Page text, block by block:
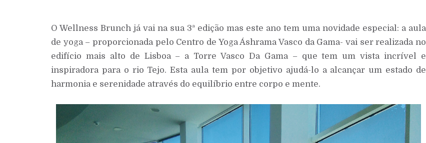
O Wellness Brunch já vai na sua 3ª edição mas este ano tem uma novidade especial: a aula
de yoga – proporcionada pelo Centro de Yoga Áshrama Vasco da Gama- vai ser realizada no
edifício mais alto de Lisboa – a Torre Vasco Da Gama – que tem um vista incrível e
inspiradora para o rio Tejo. Esta aula tem por objetivo ajudá-lo a alcançar um estado de
harmonia e serenidade através do equilíbrio entre corpo e mente.